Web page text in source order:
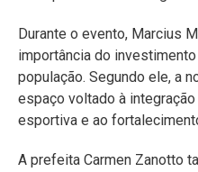
Durante o evento, Marcius
importância do
população. Segundo ele, a
espaço voltado à
esportiva e ao
A prefeita Carmen Zanotto